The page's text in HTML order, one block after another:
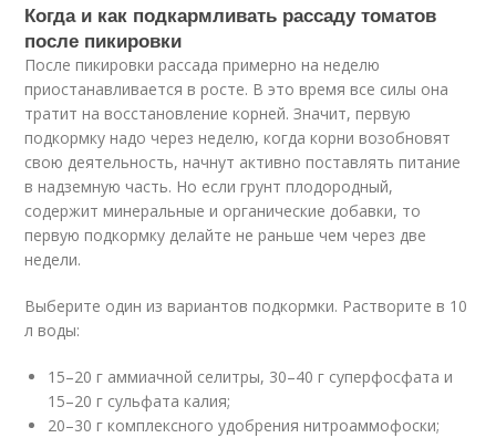
Когда и как подкармливать рассаду томатов
после пикировки
После пикировки рассада примерно на неделю
приостанавливается в росте. В это время все силы она
тратит на восстановление корней. Значит, первую
подкормку надо через неделю, когда корни возобновят
свою деятельность, начнут активно поставлять питание
в надземную часть. Но если грунт плодородный,
содержит минеральные и органические добавки, то
первую подкормку делайте не раньше чем через две
недели.
Выберите один из вариантов подкормки. Растворите в 10
л воды:
15–20 г аммиачной селитры, 30–40 г суперфосфата и
15–20 г сульфата калия;
20–30 г комплексного удобрения нитроаммофоски;